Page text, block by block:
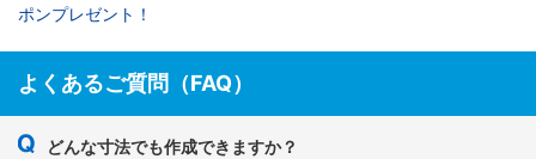
ポンプレゼント！
よくあるご質問（FAQ）
どんな寸法でも作成できますか？